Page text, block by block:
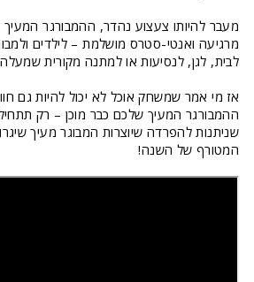
מעבר להיותו צעצוע נהדר, ההמבורגר
מרגיעה ואנטי-סטרס מושלמת – לילדים
לבית, לגן, לנסיעות או למתנה מקורית שמעלה
אז מי אמר שמשחק אוכל לא יכול להיות גם
שניתנות להפרדה שיוצרות המבוגר מעיך
המטורף של השנה!